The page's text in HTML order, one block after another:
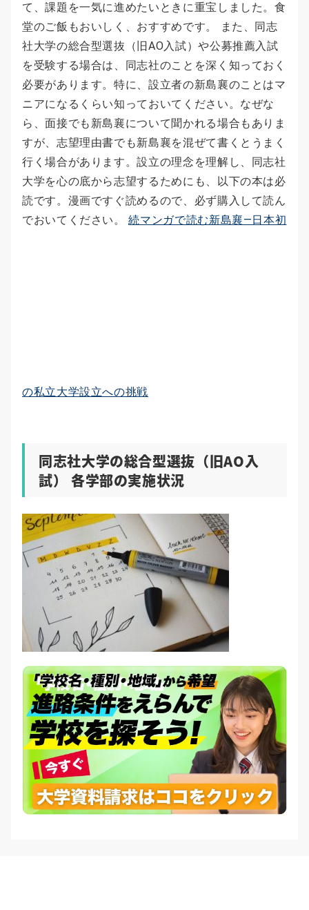
て、課題を一気に進めたいときに重宝しました。食
堂のご飯もおいしく、おすすめです。 また、同志
社大学の総合型選抜（旧AO入試）や公募推薦入試
を受験する場合は、同志社のことを深く知っておく
必要があります。特に、設立者の新島襄のことはマ
ニアになるくらい知っておいてください。なぜな
ら、面接でも新島襄について聞かれる場合もありま
すが、志望理由書でも新島襄を混ぜて書くとうまく
行く場合があります。設立の理念を理解し、同志社
大学を心の底から志望するためにも、以下の本は必
読です。漫画ですぐ読めるので、必ず購入して読ん
でおいてください。続マンガで読む新島襄―日本初
の私立大学設立への挑戦
同志社大学の総合型選抜（旧AO入
試） 各学部の実施状況